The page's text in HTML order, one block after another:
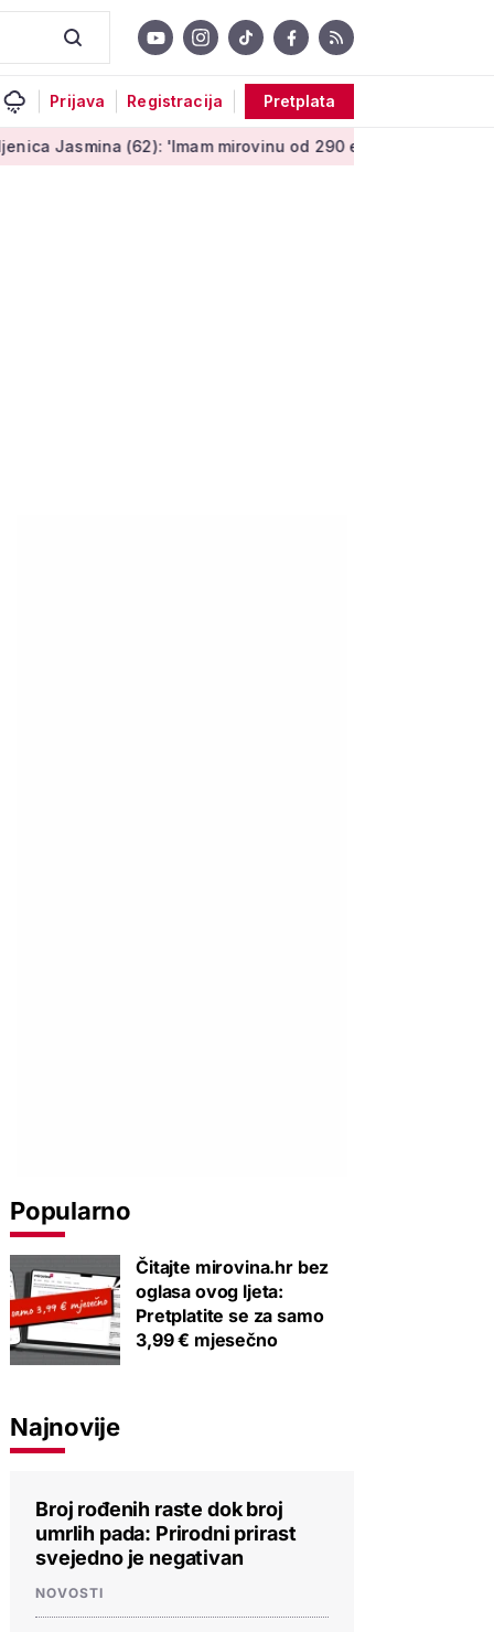
Prijava Registracija Pretplata
'Imam mirovinu od 290 eura, a dobijem i socijalnu pomoć'
Popularno
Čitajte mirovina.hr bez
oglasa ovog ljeta:
Pretplatite se za samo
3,99 € mjesečno
Najnovije
Broj rođenih raste dok broj
umrlih pada: Prirodni prirast
svejedno je negativan
NOVOSTI